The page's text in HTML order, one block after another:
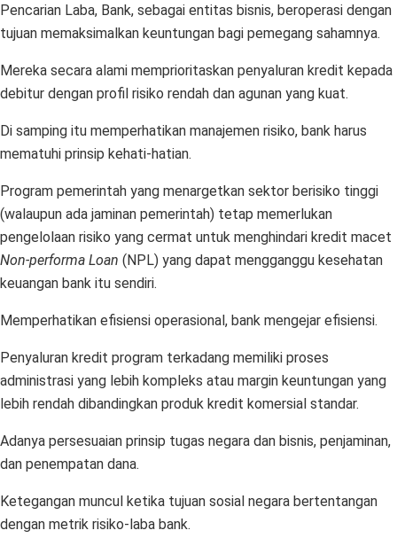
Pencarian Laba, Bank, sebagai entitas bisnis, beroperasi dengan
tujuan memaksimalkan keuntungan bagi pemegang sahamnya.
Mereka secara alami memprioritaskan penyaluran kredit kepada
debitur dengan profil risiko rendah dan agunan yang kuat.
Di samping itu memperhatikan manajemen risiko, bank harus
mematuhi prinsip kehati-hatian.
Program pemerintah yang menargetkan sektor berisiko tinggi
(walaupun ada jaminan pemerintah) tetap memerlukan
pengelolaan risiko yang cermat untuk menghindari kredit macet
Non-performa Loan (NPL) yang dapat mengganggu kesehatan
keuangan bank itu sendiri.
Memperhatikan efisiensi operasional, bank mengejar efisiensi.
Penyaluran kredit program terkadang memiliki proses
administrasi yang lebih kompleks atau margin keuntungan yang
lebih rendah dibandingkan produk kredit komersial standar.
Adanya persesuaian prinsip tugas negara dan bisnis, penjaminan,
dan penempatan dana.
Ketegangan muncul ketika tujuan sosial negara bertentangan
dengan metrik risiko-laba bank.